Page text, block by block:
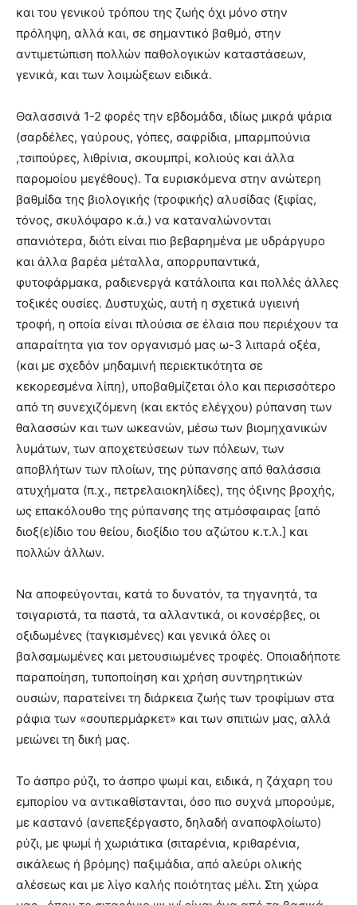
και του γενικού τρόπου της ζωής όχι μόνο στην
πρόληψη, αλλά και, σε σημαντικό βαθμό, στην
αντιμετώπιση πολλών παθολογικών καταστάσεων,
γενικά, και των λοιμώξεων ειδικά.
Θαλασσινά 1-2 φορές την εβδομάδα, ιδίως μικρά ψάρια
(σαρδέλες, γαύρους, γόπες, σαφρίδια, μπαρμπούνια
,τσιπούρες, λιθρίνια, σκουμπρί, κολιούς και άλλα
παρομοίου μεγέθους). Τα ευρισκόμενα στην ανώτερη
βαθμίδα της βιολογικής (τροφικής) αλυσίδας (ξιφίας,
τόνος, σκυλόψαρο κ.ά.) να καταναλώνονται
σπανιότερα, διότι είναι πιο βεβαρημένα με υδράργυρο
και άλλα βαρέα μέταλλα, απορρυπαντικά,
φυτοφάρμακα, ραδιενεργά κατάλοιπα και πολλές άλλες
τοξικές ουσίες. Δυστυχώς, αυτή η σχετικά υγιεινή
τροφή, η οποία είναι πλούσια σε έλαια που περιέχουν τα
απαραίτητα για τον οργανισμό μας ω-3 λιπαρά οξέα,
(και με σχεδόν μηδαμινή περιεκτικότητα σε
κεκορεσμένα λίπη), υποβαθμίζεται όλο και περισσότερο
από τη συνεχιζόμενη (και εκτός ελέγχου) ρύπανση των
θαλασσών και των ωκεανών, μέσω των βιομηχανικών
λυμάτων, των αποχετεύσεων των πόλεων, των
αποβλήτων των πλοίων, της ρύπανσης από θαλάσσια
ατυχήματα (π.χ., πετρελαιοκηλίδες), της όξινης βροχής,
ως επακόλουθο της ρύπανσης της ατμόσφαιρας [από
διοξ(ε)ίδιο του θείου, διοξίδιο του αζώτου κ.τ.λ.] και
πολλών άλλων.
Να αποφεύγονται, κατά το δυνατόν, τα τηγανητά, τα
τσιγαριστά, τα παστά, τα αλλαντικά, οι κονσέρβες, οι
οξιδωμένες (ταγκισμένες) και γενικά όλες οι
βαλσαμωμένες και μετουσιωμένες τροφές. Οποιαδήποτε
παραποίηση, τυποποίηση και χρήση συντηρητικών
ουσιών, παρατείνει τη διάρκεια ζωής των τροφίμων στα
ράφια των «σουπερμάρκετ» και των σπιτιών μας, αλλά
μειώνει τη δική μας.
Το άσπρο ρύζι, το άσπρο ψωμί και, ειδικά, η ζάχαρη του
εμπορίου να αντικαθίστανται, όσο πιο συχνά μπορούμε,
με καστανό (ανεπεξέργαστο, δηλαδή αναποφλοίωτο)
ρύζι, με ψωμί ή χωριάτικα (σιταρένια, κριθαρένια,
σικάλεως ή βρόμης) παξιμάδια, από αλεύρι ολικής
αλέσεως και με λίγο καλής ποιότητας μέλι. Στη χώρα